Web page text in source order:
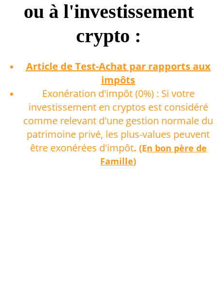
ou à l'investissement
crypto :
Article de Test-Achat par rapports aux
impôts
Exonération d'impôt (0%) : Si votre
investissement en cryptos est considéré
comme relevant d'une gestion normale du
patrimoine privé, les plus-values peuvent
être exonérées d'impôt. (En bon père de
Famille)